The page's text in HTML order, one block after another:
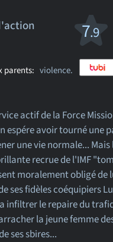
parents: violence.
7.9
actif de la Force
espére avoir tourné une
une vie normale...
recrue de l'IMF
moralement obligé de
ses fidèles coéquipiers
infiltrer le repaire du
la jeune femme
ses sbires...